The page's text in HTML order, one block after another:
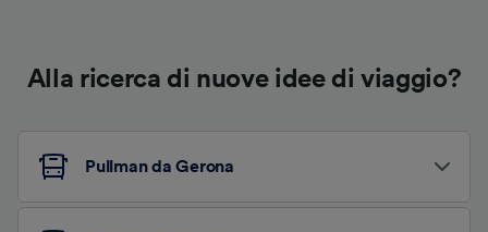
Alla ricerca di nuove idee di viaggio?
Pullman da Gerona